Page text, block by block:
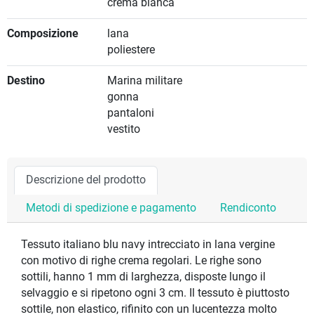
crema bianca
Composizione
lana
poliestere
Destino
Marina militare
gonna
pantaloni
vestito
Descrizione del prodotto
Metodi di spedizione e pagamento Rendiconto
Tessuto italiano blu navy intrecciato in lana vergine
con motivo di righe crema regolari. Le righe sono
sottili, hanno 1 mm di larghezza, disposte lungo il
selvaggio e si ripetono ogni 3 cm. Il tessuto è piuttosto
sottile, non elastico, rifinito con un lucentezza molto